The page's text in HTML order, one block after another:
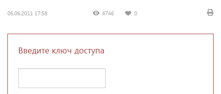
06.06.2011 17:58 4746 0
Введите ключ доступа